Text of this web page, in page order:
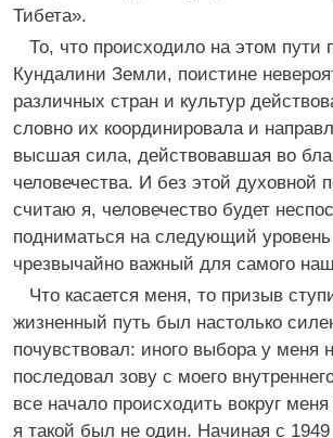
Тибета».
То, что происходило на этом пути
Кундалини Земли, поистине
различных стран и культур
словно их координировала и
высшая сила, действовавшая во
человечества. И без этой духовной
считаю я, человечество будет
подниматься на следующий уровень
чрезвычайно важный для самого
Что касается меня, то призыв
жизненный путь был настолько
почувствовал: иного выбора у меня
последовал зову с моего
все начало происходить вокруг
я такой был не один. Начиная с 1949